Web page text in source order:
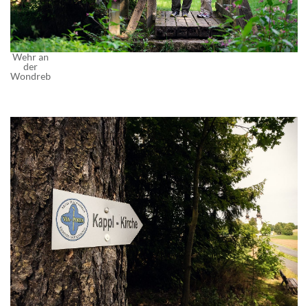
Wehr an
der
Wondreb